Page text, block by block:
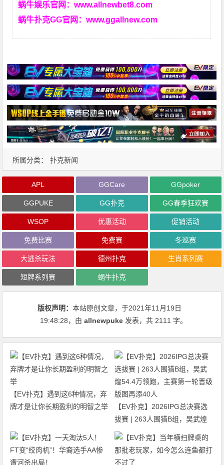
蜗牛娱乐官网：www.allnewbet8.com
蜗牛扑克GG官网：www.ggallnew.com
所属分类： 扑克新闻
APL GGCare GGpoker
GGPUKE GG扑克 GG春季狂欢赛
WSOP 优惠活动 促销活动
免费比赛 免费赛 冬巡赛
大逃杀玩法 德州扑克 生肖系列赛
短牌系列赛 蜗牛扑克
版权声明：本站原创文章，于2021年11月19日
19:48:28，由allnewpuke 发表，共 2111 字。
【EV扑克】遇到这6种情况，弃
牌才是让你长期盈利的明智之举
【EV扑克】2026IPG总决赛选
拔赛 | 263人围猎B组，吴武煌
54.4万领跑，主赛第一轮晋级版
图再添40人